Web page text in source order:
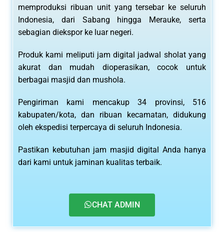
memproduksi ribuan unit yang tersebar ke seluruh
Indonesia, dari Sabang hingga Merauke, serta
sebagian diekspor ke luar negeri.
Produk kami meliputi jam digital jadwal sholat yang
akurat dan mudah dioperasikan, cocok untuk
berbagai masjid dan mushola.
Pengiriman kami mencakup 34 provinsi, 516
kabupaten/kota, dan ribuan kecamatan, didukung
oleh ekspedisi terpercaya di seluruh Indonesia.
Pastikan kebutuhan jam masjid digital Anda hanya
dari kami untuk jaminan kualitas terbaik.
CHAT ADMIN